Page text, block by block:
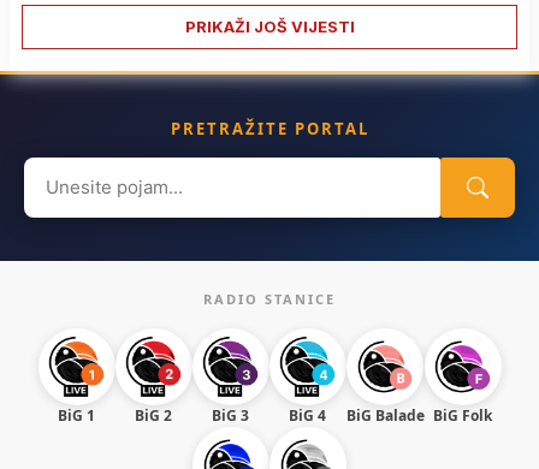
PRIKAŽI JOŠ VIJESTI
PRETRAŽITE PORTAL
Search
for:
RADIO STANICE
BiG 1 BiG 2 BiG 3 BiG 4 BiG Balade BiG Folk